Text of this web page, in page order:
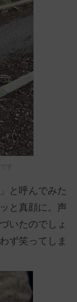
す
と呼んでみた
と真顔に。声
いたのでしょ
ず笑ってしま